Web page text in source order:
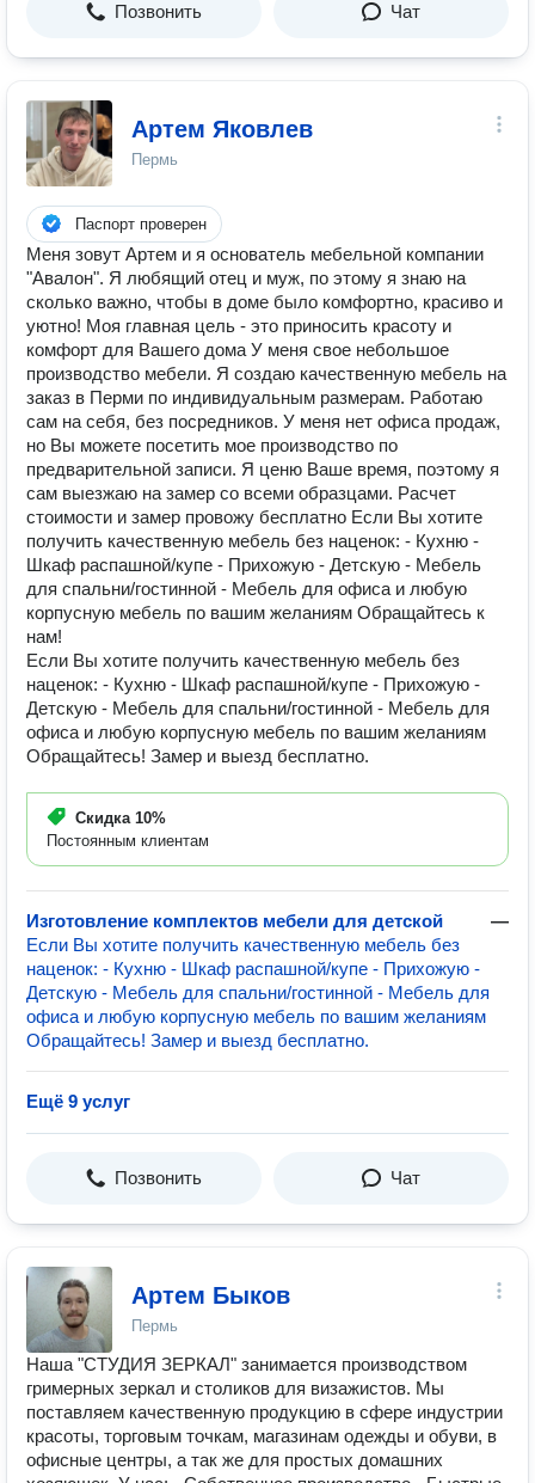
Позвонить Чат
Артем Яковлев
Пермь
Паспорт проверен
Меня зовут Артем и я основатель мебельной компании
"Авалон". Я любящий отец и муж, по этому я знаю на
сколько важно, чтобы в доме было комфортно, красиво и
уютно! Моя главная цель - это приносить красоту и
комфорт для Вашего дома У меня свое небольшое
производство мебели. Я создаю качественную мебель на
заказ в Перми по индивидуальным размерам. Работаю
сам на себя, без посредников. У меня нет офиса продаж,
но Вы можете посетить мое производство по
предварительной записи. Я ценю Ваше время, поэтому я
сам выезжаю на замер со всеми образцами. Расчет
стоимости и замер провожу бесплатно Если Вы хотите
получить качественную мебель без наценок: - Кухню -
Шкаф распашной/купе - Прихожую - Детскую - Мебель
для спальни/гостинной - Мебель для офиса и любую
корпусную мебель по вашим желаниям Обращайтесь к
нам!
Если Вы хотите получить качественную мебель без
наценок: - Кухню - Шкаф распашной/купе - Прихожую -
Детскую - Мебель для спальни/гостинной - Мебель для
офиса и любую корпусную мебель по вашим желаниям
Обращайтесь! Замер и выезд бесплатно.
Скидка 10%
Постоянным клиентам
Изготовление комплектов мебели для детской
—
Если Вы хотите получить качественную мебель без
наценок: - Кухню - Шкаф распашной/купе - Прихожую -
Детскую - Мебель для спальни/гостинной - Мебель для
офиса и любую корпусную мебель по вашим желаниям
Обращайтесь! Замер и выезд бесплатно.
Ещё 9 услуг
Позвонить Чат
Артем Быков
Пермь
Наша "СТУДИЯ ЗЕРКАЛ" занимается производством
гримерных зеркал и столиков для визажистов. Мы
поставляем качественную продукцию в сфере индустрии
красоты, торговым точкам, магазинам одежды и обуви, в
офисные центры, а так же для простых домашних